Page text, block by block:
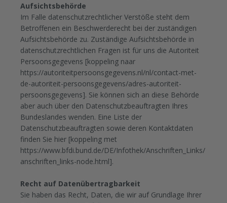
Aufsichtsbehörde
Im Falle datenschutzrechtlicher Verstöße steht dem
Betroffenen ein Beschwerderecht bei der zuständigen
Aufsichtsbehörde zu. Zuständige Aufsichtsbehörde in
datenschutzrechtlichen Fragen ist für uns die Autoriteit
Persoonsgegevens [koppeling naar
https://autoriteitpersoonsgegevens.nl/nl/contact-met-
de-autoriteit-persoonsgegevens/adres-autoriteit-
persoonsgegevens]. Sie können sich an diese Behörde
aber auch über den Datenschutzbeauftragten Ihres
Bundeslandes wenden. Eine Liste der
Datenschutzbeauftragten sowie deren Kontaktdaten
finden Sie hier [koppeling met
https://www.bfdi.bund.de/DE/Infothek/Anschriften_Links/
anschriften_links-node.html].
Recht auf Datenübertragbarkeit
Sie haben das Recht, Daten, die wir auf Grundlage Ihrer